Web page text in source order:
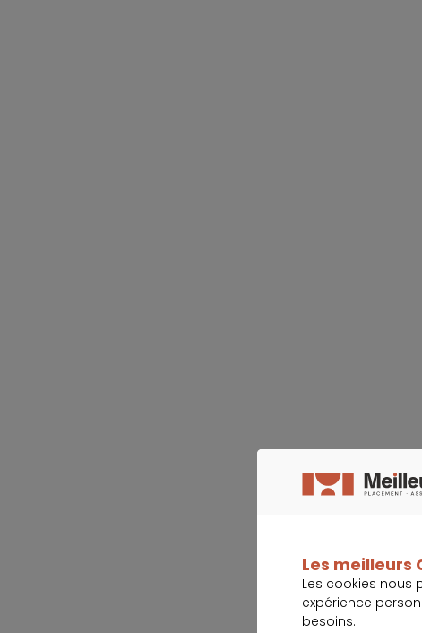
Les meilleurs
Les cookies nous
expérience
besoins.